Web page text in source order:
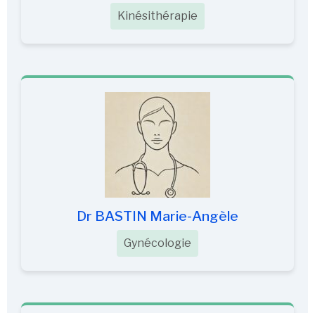
Kinésithérapie
Dr BASTIN Marie-Angèle
Gynécologie